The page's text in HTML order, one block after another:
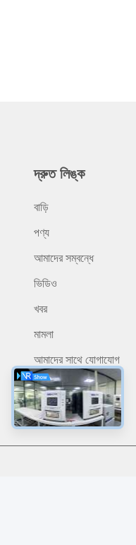
দ্রুত লিঙ্ক
বাড়ি
পণ্য
আমাদের সম্বন্ধে
ভিডিও
খবর
মামলা
আমাদের সাথে যোগাযোগ